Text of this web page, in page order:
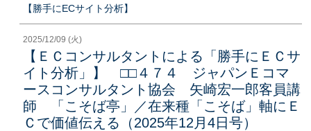
【勝手にECサイト分析】
2025/12/09 (火)
【ＥＣコンサルタントによる「勝手にＥＣサ
イト分析」】 □□４７４ ジャパンＥコマ
ースコンサルタント協会 矢崎宏一郎客員講
師 「こそば亭」／在来種「こそば」軸にＥ
Ｃで価値伝える（2025年12月4日号）